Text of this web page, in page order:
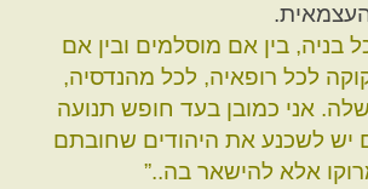
בניה, בין אם מוסלמים ובין אם
לכל רופאיה, לכל מהנדסיה,
שלה. אני כמובן בעד חופש תנועה
יש לשכנע את היהודים שחובתם
אלא להישאר בה..”